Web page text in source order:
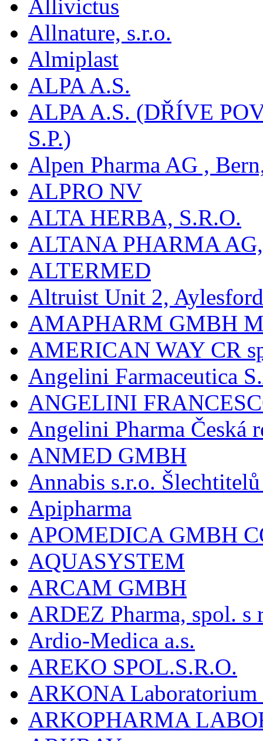
Allivictus
Allnature, s.r.o.
Almiplast
ALPA A.S.
ALPA A.S. (DŘÍVE
S.P.)
Alpen Pharma AG ,
ALPRO NV
ALTA HERBA, S.R.O.
ALTANA PHARMA
ALTERMED
Altruist Unit 2, Aylesford
AMAPHARM GMBH
AMERICAN WAY CR
Angelini Farmaceutica
ANGELINI
Angelini Pharma Česká
ANMED GMBH
Annabis s.r.o.
Apipharma
APOMEDICA GMBH
AQUASYSTEM
ARCAM GMBH
ARDEZ Pharma, spol. s
Ardio-Medica a.s.
AREKO SPOL.S.R.O.
ARKONA
ARKOPHARMA